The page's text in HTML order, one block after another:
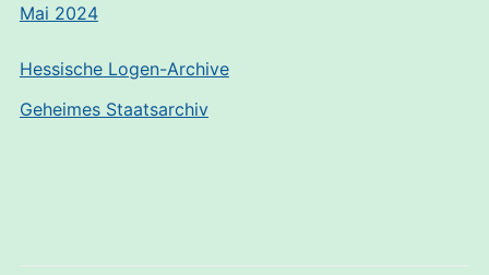
Mai 2024
Hessische Logen-Archive
Geheimes Staatsarchiv